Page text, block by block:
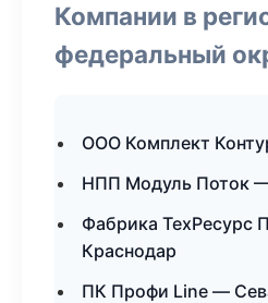
Компании в
федеральный
ООО Комплект
НПП Модуль Поток
Фабрика ТехРесурс
Краснодар
ПК Профи Line —